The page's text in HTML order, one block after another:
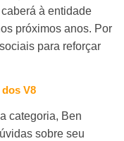
à entidade
próximos anos. Por
para reforçar
V8
categoria, Ben
sobre seu